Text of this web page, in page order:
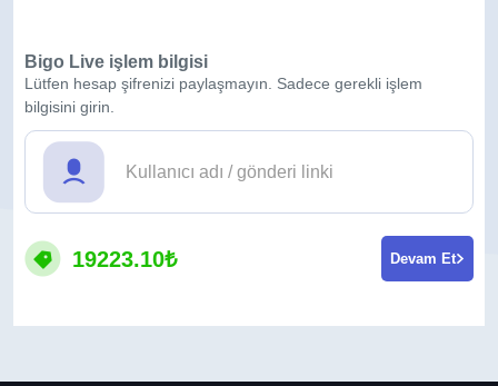
Bigo Live işlem bilgisi
Lütfen hesap şifrenizi paylaşmayın. Sadece gerekli işlem
bilgisini girin.
19223.10₺ Devam Et